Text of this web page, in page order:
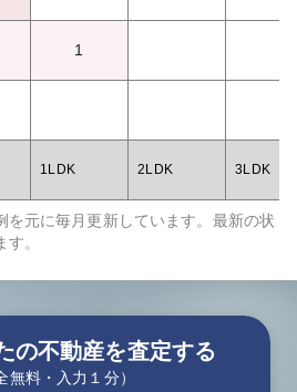
1
1LDK 2LDK 3LDK
を元に毎月更新しています。最新の状
。
の不動産を査定する
無料・入力１分）